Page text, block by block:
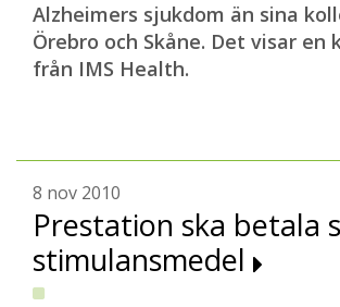
Alzheimers sjukdom än sina
Örebro och Skåne. Det visar en
från IMS Health.
8 nov 2010
Prestation ska betala
stimulansmedel